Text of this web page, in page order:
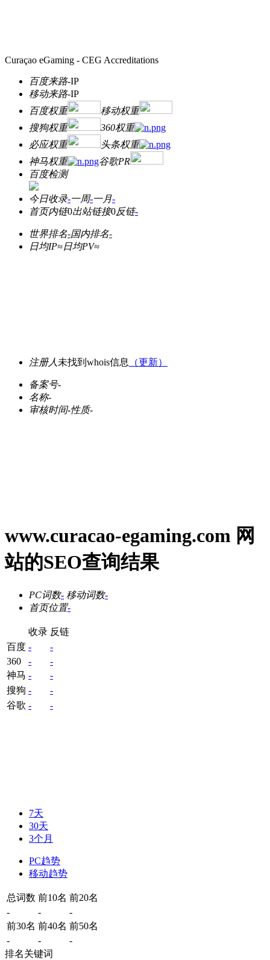
Curaçao eGaming - CEG Accreditations
百度来路-IP
移动来路-IP
百度权重
移动权重
搜狗权重
360权重
必应权重
头条权重
神马权重
谷歌PR
百度检测
今日收录-一周-一月-
首页内链0出站链接0反链-
世界排名-国内排名-
日均IP≈日均PV≈
注册人 未找到whois信息 （更新）
备案号-
名称-
审核时间-性质-
www.curacao-egaming.com 网
站的SEO查询结果
PC词数- 移动词数-
首页位置-
收录 反链
百度 -
-
360
-
-
神马 -
-
搜狗 -
-
谷歌 - -
7天
30天
3个月
PC趋势
移动趋势
总词数 前10名 前20名
-
-
-
前30名 前40名 前50名
-
-
-
排名关键词